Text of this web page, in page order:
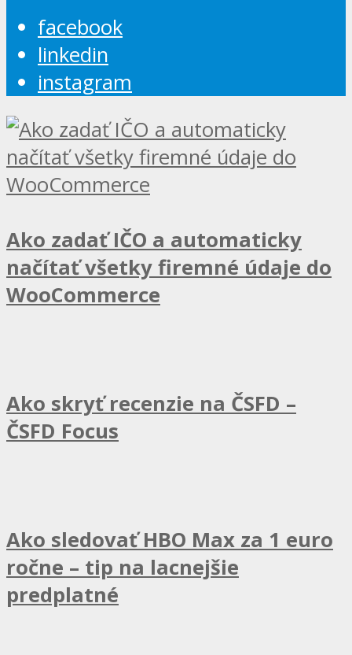
facebook
linkedin
instagram
Ako zadať IČO a automaticky
načítať všetky firemné údaje do
WooCommerce
Ako skryť recenzie na ČSFD –
ČSFD Focus
Ako sledovať HBO Max za 1 euro
ročne – tip na lacnejšie
predplatné